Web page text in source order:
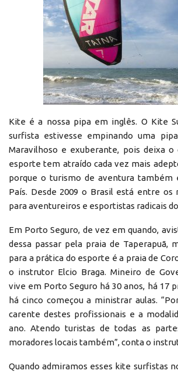
Kite é a nossa pipa em inglês. O Kite
surfista estivesse empinando uma
Maravilhoso e exuberante, pois deixa o
esporte tem atraído cada vez mais
porque o turismo de aventura também
País. Desde 2009 o Brasil está entre os
para aventureiros e esportistas radicais
Em Porto Seguro, de vez em quando,
dessa passar pela praia de Taperapuã,
para a prática do esporte é a praia de
o instrutor Elcio Braga. Mineiro de
vive em Porto Seguro há 30 anos, há 17
há cinco começou a ministrar aulas.
carente destes profissionais e a
ano. Atendo turistas de todas as
moradores locais também”, conta o
Quando admiramos esses kite surfistas